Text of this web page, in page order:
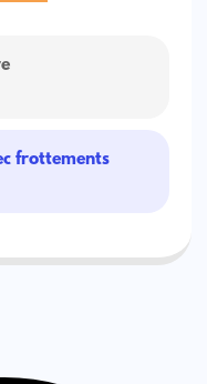
frottements